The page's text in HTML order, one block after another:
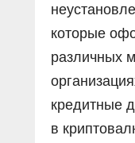
которые
различных
кредитные
в